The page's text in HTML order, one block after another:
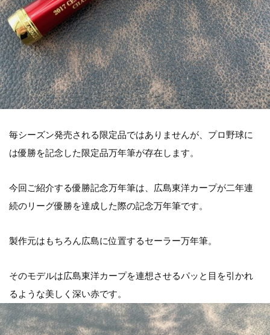
毎シーズン発売される限定品ではありませんが、プロ野球に
は優勝を記念した限定品万年筆が存在します。
今回ご紹介する優勝記念万年筆は、広島東洋カープが二年連
続のリーグ優勝を達成した際の記念万年筆です。
製作元はもちろん広島に位置するセーラー万年筆。
そのモデルは広島東洋カープを連想させるパッと目を引かれ
るような美しく深い赤です。